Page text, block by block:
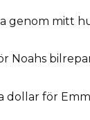
genom mitt
Noahs
dollar för